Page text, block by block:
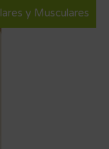
y Musculares